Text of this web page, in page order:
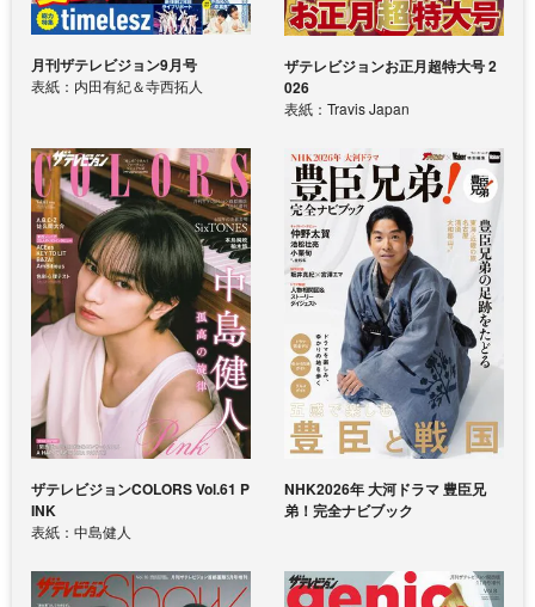
月刊ザテレビジョン9月号
表紙：内田有紀＆寺西拓人
ザテレビジョンお正月超特大号 2
026
表紙：Travis Japan
ザテレビジョンCOLORS Vol.61 P
INK
表紙：中島健人
NHK2026年 大河ドラマ 豊臣兄
弟！完全ナビブック